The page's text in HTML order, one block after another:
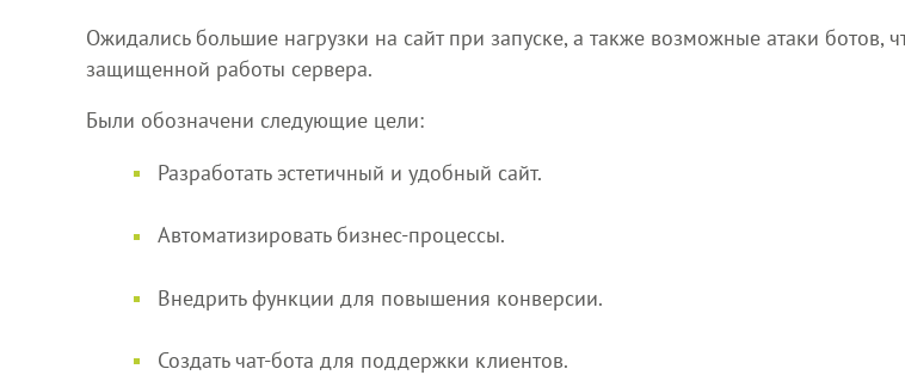
Ожидались большие нагрузки на сайт при запуске, а также возможные атаки ботов,
защищенной работы сервера.
Были обозначени следующие цели:
Разработать эстетичный и удобный сайт.
Автоматизировать бизнес-процессы.
Внедрить функции для повышения конверсии.
Создать чат-бота для поддержки клиентов.